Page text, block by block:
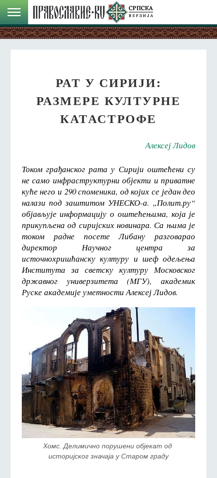
РАТ У СИРИЈИ:
РАЗМЕРЕ КУЛТУРНЕ
КАТАСТРОФЕ
Алексеј Лидов
Током грађанског рата у Сирији оштећени су
не само инфраструктурни објекти и приватне
куће него и 290 споменика, од којих се један део
налази под заштитом УНЕСКО-а. „Полит.ру“
објављује информацију о оштећењима, која је
прикупљена од сиријских новинара. Са њима је
током радне посете Либану разговарао
директор Научног центра за
источнохришћанску културу и шеф одељења
Института за светску културу Московског
државног универзитета (МГУ), академик
Руске академије уметности Алексеј Лидов.
Хомс. Делимично порушени објекат од
историјског значаја у Старом граду